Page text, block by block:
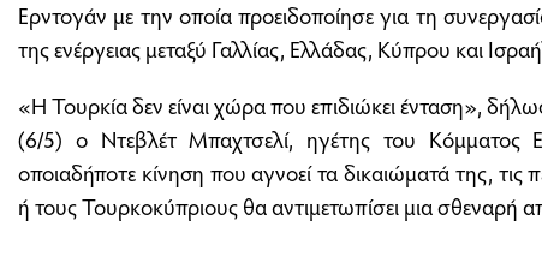
Ερντογάν με την οποία προειδοποίησε για τη
της ενέργειας μεταξύ Γαλλίας, Ελλάδας, Κύπρου και
«Η Τουρκία δεν είναι χώρα που επιδιώκει ένταση»,
(6/5) ο Ντεβλέτ Μπαχτσελί, ηγέτης του Κόμματος
οποιαδήποτε κίνηση που αγνοεί τα δικαιώματά της, τις
ή τους Τουρκοκύπριους θα αντιμετωπίσει μια σθεναρή